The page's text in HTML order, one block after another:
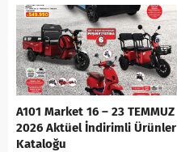
A101 Market 16 – 23 TEMMUZ
2026 Aktüel İndirimli Ürünler
Kataloğu